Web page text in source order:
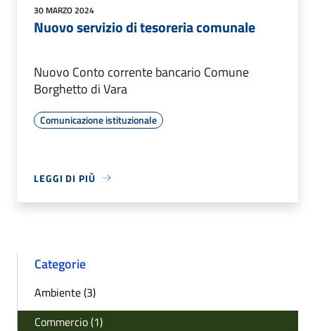
30 MARZO 2024
Nuovo servizio di tesoreria comunale
Nuovo Conto corrente bancario Comune
Borghetto di Vara
Comunicazione istituzionale
LEGGI DI PIÙ
Categorie
Ambiente (3)
Commercio (1)